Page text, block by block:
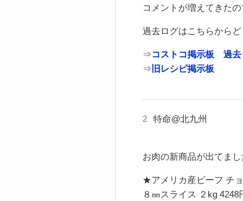
コメントが増えてきた
過去ログはこちらからど
⇒コストコ掲示板 過去
⇒ 旧レシピ掲示板
2 特命@北九州
お肉の新商品が出てまし
★アメリカ産ビーフ チ
８㎜スライス ２kg 4248